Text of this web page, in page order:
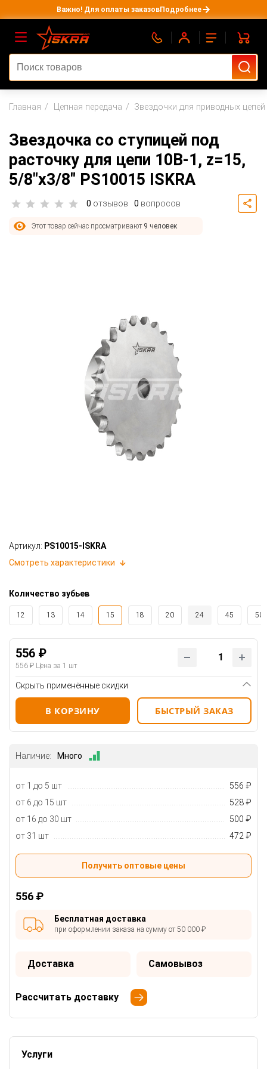
Важно! Для оплаты заказовПодробнее
Главная Цепная передача Звездочки для приводных цепей
Звездочка со ступицей под
расточку для цепи 10B-1, z=15,
5/8"x3/8" PS10015 ISKRA
0 отзывов 0 вопросов
Этот товар сейчас просматривают 9 человек
Артикул: PS10015-ISKRA
Смотреть характеристики
Количество зубьев
12 13 14 15 18 20 24 45 50
556 ₽
556 ₽ Цена за 1 шт
Скрыть применённые скидки
В КОРЗИНУ БЫСТРЫЙ ЗАКАЗ
Наличие: Много
от 1 до 5 шт
556 ₽
от 6 до 15 шт
528 ₽
от 16 до 30 шт
500 ₽
от 31 шт
472 ₽
Получить оптовые цены
556 ₽
Бесплатная доставка
при оформлении заказа на сумму от 50 000 ₽
Доставка Самовывоз
Рассчитать доставку
Услуги